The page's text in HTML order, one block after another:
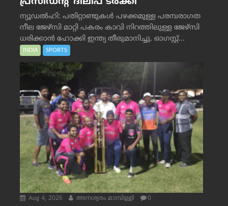
ന്യൂഡൽഹി: പതിറ്റാണ്ടുകൾ പഴക്കമുള്ള പരമ്പരാഗത
നീല ജേഴ്‌സി മാറ്റി പകരം കാവി നിറത്തിലുള്ള ജേഴ്‌സി
ധരിക്കാൻ ഹോക്കി ഇന്ത്യ തീരുമാനിച്ചു. ഓഗസ്റ്റ്...
INDIA SPORTS
Aug 4, 2026 അനശ്വരം മാമ്പിള്ളി 0